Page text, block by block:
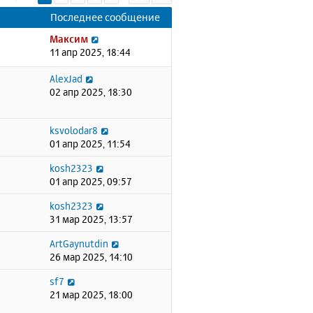
Последнее сообщение
Максим
11 апр 2025, 18:44
AlexJad
02 апр 2025, 18:30
ksvolodar8
01 апр 2025, 11:54
kosh2323
01 апр 2025, 09:57
kosh2323
31 мар 2025, 13:57
ArtGaynutdin
26 мар 2025, 14:10
sf7
21 мар 2025, 18:00